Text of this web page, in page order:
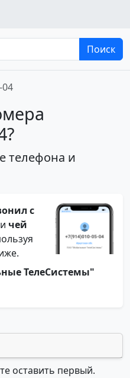
Поиск
04
телефона и
с
и чей
ТелеСистемы"
оставить первый.